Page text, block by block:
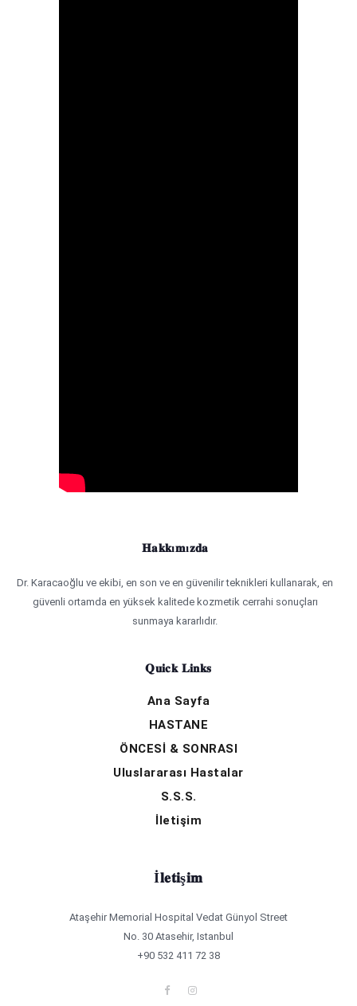
Hakkımızda
Dr. Karacaoğlu ve ekibi, en son ve en güvenilir teknikleri kullanarak, en
güvenli ortamda en yüksek kalitede kozmetik cerrahi sonuçları
sunmaya kararlıdır.
Quick Links
Ana Sayfa
HASTANE
ÖNCESİ & SONRASI
Uluslararası Hastalar
S.S.S.
İletişim
İletişim
Ataşehir Memorial Hospital Vedat Günyol Street
No. 30 Atasehir, Istanbul
+90 532 411 72 38